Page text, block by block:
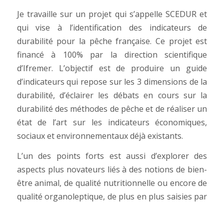
Je travaille sur un projet qui s’appelle SCEDUR et
qui vise à l’identification des indicateurs de
durabilité pour la pêche française. Ce projet est
financé à 100% par la direction scientifique
d’Ifremer. L’objectif est de produire un guide
d’indicateurs qui repose sur les 3 dimensions de la
durabilité, d’éclairer les débats en cours sur la
durabilité des méthodes de pêche et de réaliser un
état de l’art sur les indicateurs économiques,
sociaux et environnementaux déjà existants.
L’un des points forts est aussi d’explorer des
aspects plus novateurs liés à des notions de bien-
être animal, de qualité nutritionnelle ou encore de
qualité organoleptique, de plus en plus saisies par